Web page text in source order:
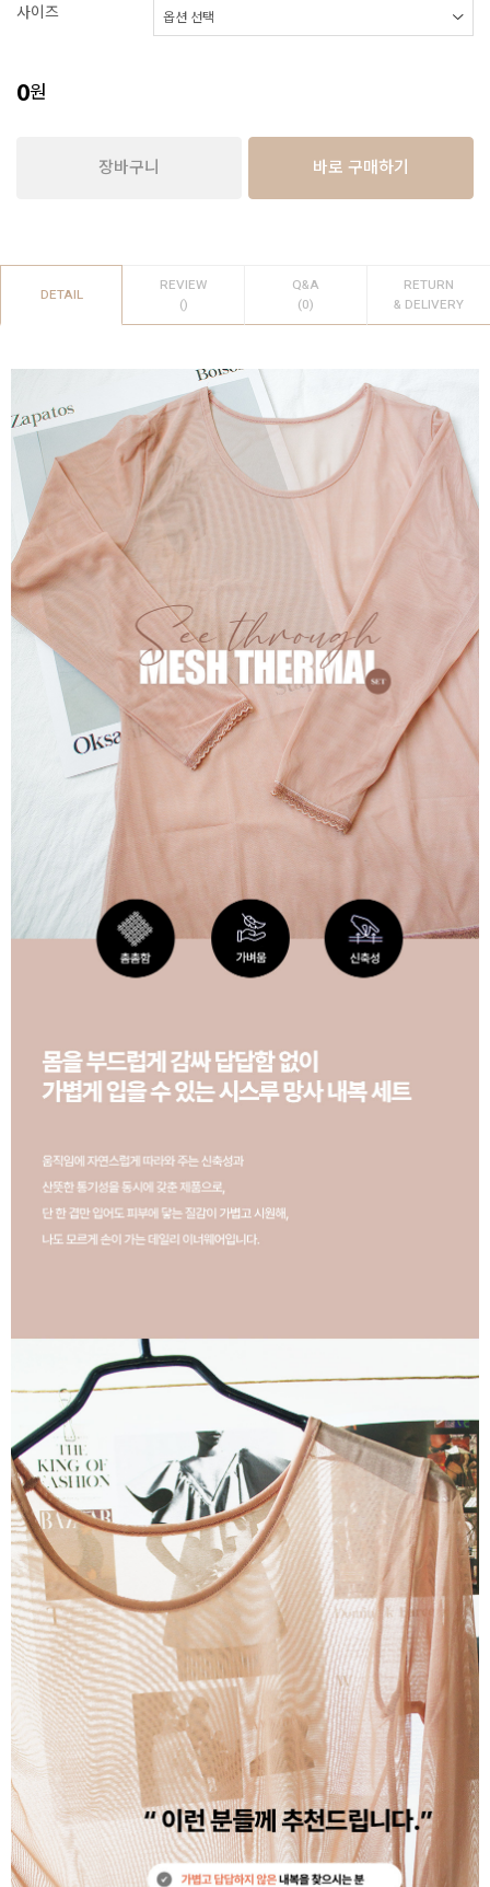
사이즈
0원
장바구니 바로 구매하기
DETAIL
REVIEW
()
Q&A
(0)
RETURN
& DELIVERY